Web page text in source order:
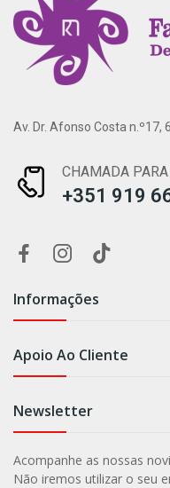
Av. Dr. Afonso Costa n.º17,
CHAMADA
+351 919
Informações
Apoio Ao Cliente
Newsletter
Acompanhe as nossas
Não iremos utilizar o seu